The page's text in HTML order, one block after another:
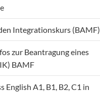
Integrationskurs (BAMF)
zur Beantragung eines
BAMF
English A1, B1, B2, C1 in